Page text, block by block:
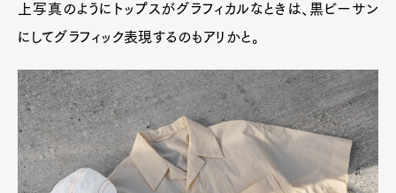
上写真のようにトップスがグラフィカルなときは、黒ビーサン
にしてグラフィック表現するのもアリかと。